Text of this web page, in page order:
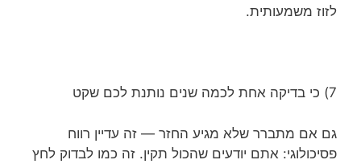
לזוז משמעותית.
7) כי בדיקה אחת לכמה שנים נותנת לכם שקט
גם אם מתברר שלא מגיע החזר — זה עדיין רווח
פסיכולוגי: אתם יודעים שהכול תקין. זה כמו לבדוק לחץ